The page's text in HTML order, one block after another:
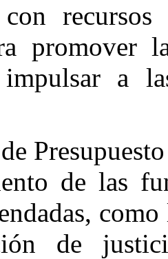
promover
a
de las
de